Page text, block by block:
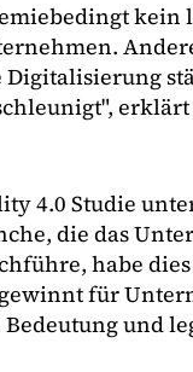
kein
Digitalisierung
erklärt
4.0 Studie
die das
habe
für
und